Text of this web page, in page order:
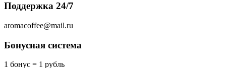
Поддержка 24/7
aromacoffee@mail.ru
Бонусная система
1 бонус = 1 рубль